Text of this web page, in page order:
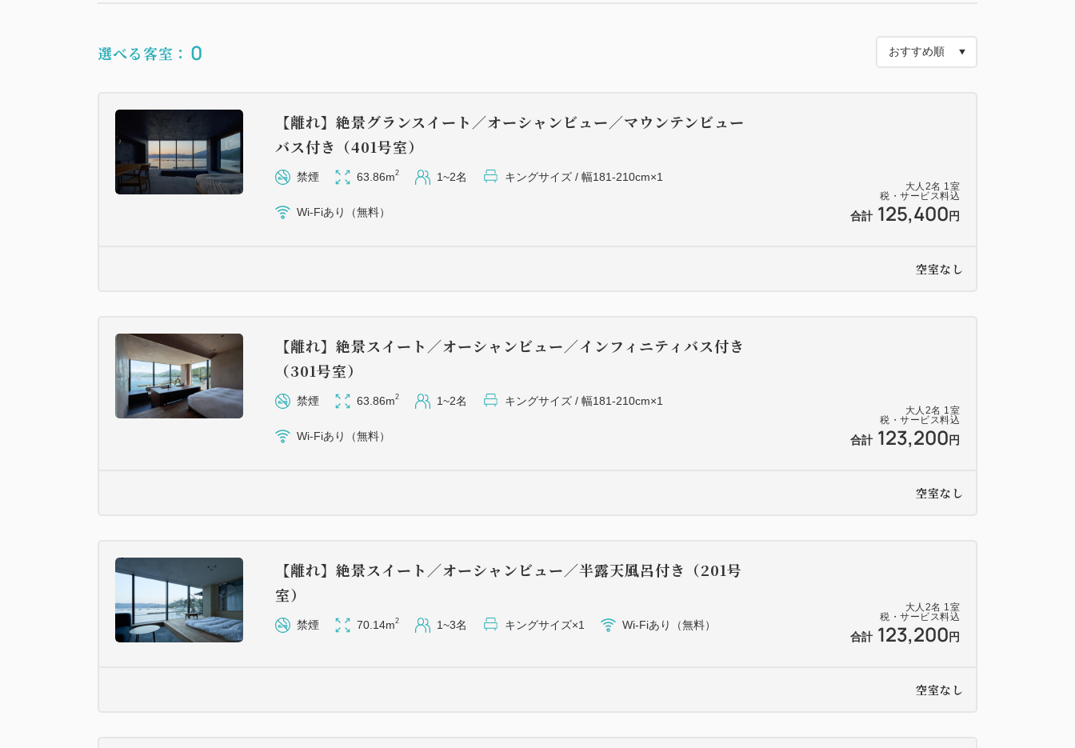
お料理は目の前に若狭湾の絶景が広がるダイニングで一皿ずつご提供いた
季節の八寸、椀物、造り、お凌ぎ、温物、強肴、お食事、水菓子
※お料理は一例です。ご提供するお料理と内容が異なる場合もありますの
ご飯は小浜産こしひかりをテーブルごとに土鍋で炊き上げてご用意いたし
ご滞在のお客様のみご利用いただけるフリードリンクラウンジになりま
地ビールや地酒のほか、ソフトドリンクや焼酎・ウイスキー等のお飲み物
若狭湾の海と山が一体となった"絶景"をお楽しみいただける、小さな外湯
海へと続く景色と、海と山を水平に切り取った景色、景色の異なる2つの
選べる客室： 0
大人 2名 1室
税・サービス料込
合計 125,400 円
【離れ】絶景グランスイート／オーシャンビュー／マウンテンビュー
バス付き（401号室）
禁煙 63.86m2 1~2名 キングサイズ / 幅181-210cm×1
Wi-Fiあり（無料）
空室なし
大人 2名 1室
税・サービス料込
合計 123,200 円
【離れ】絶景スイート／オーシャンビュー／インフィニティバス付き
（301号室）
禁煙 63.86m2 1~2名 キングサイズ / 幅181-210cm×1
Wi-Fiあり（無料）
空室なし
大人 2名 1室
税・サービス料込
合計 123,200 円
【離れ】絶景スイート／オーシャンビュー／半露天風呂付き（201号
室）
禁煙 70.14m2 1~3名 キングサイズ×1 Wi-Fiあり（無料）
空室なし